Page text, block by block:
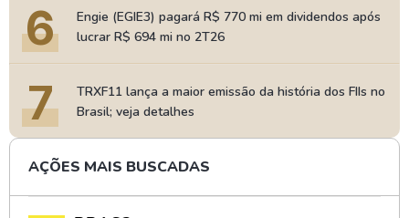
6
Engie (EGIE3) pagará R$ 770 mi em dividendos após
lucrar R$ 694 mi no 2T26
7
TRXF11 lança a maior emissão da história dos FIIs no
Brasil; veja detalhes
AÇÕES MAIS BUSCADAS